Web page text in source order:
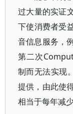
过大量的实证
下使消费者受
音信息服务，
第二次
制而无法实现
提供，由此使
相当于每年减